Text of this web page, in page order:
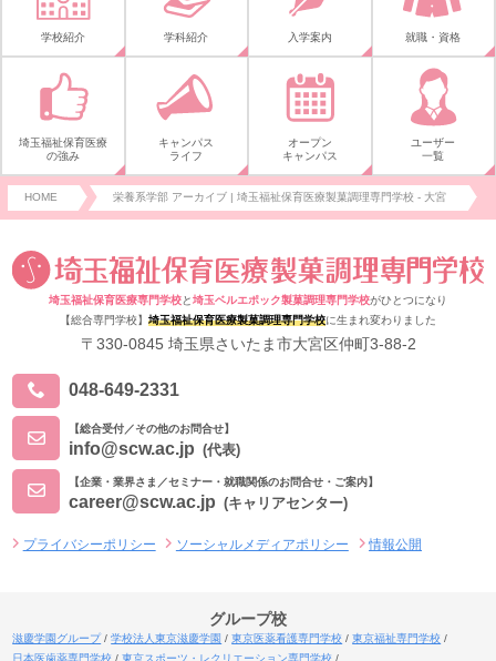
学校紹介 学科紹介 入学案内 就職・資格
埼玉福祉保育医療
の強み
キャンパス
ライフ
オープン
キャンパス
ユーザー
一覧
HOME 栄養系学部 アーカイブ | 埼玉福祉保育医療製菓調理専門学校 - 大宮
埼玉福祉保育医療専門学校と埼玉ベルエポック製菓調理専門学校がひとつになり
【総合専門学校】 埼玉福祉保育医療製菓調理専門学校に生まれ変わりました
〒330-0845 埼玉県さいたま市大宮区仲町3-88-2
048-649-2331
【総合受付／その他のお問合せ】
info@scw.ac.jp (代表)
【企業・業界さま／セミナー・就職関係のお問合せ・ご案内】
career@scw.ac.jp (キャリアセンター)
プライバシーポリシー ソーシャルメディアポリシー 情報公開
グループ校
滋慶学園グループ 学校法人東京滋慶学園 東京医薬看護専門学校
東京福祉専門学校
日本医歯薬専門学校
東京スポーツ・レクリエーション専門学校